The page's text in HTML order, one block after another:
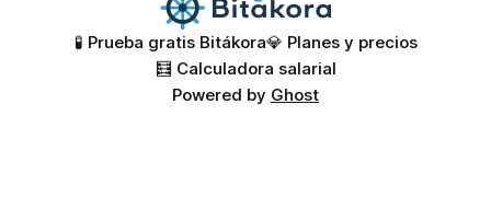
🧪 Prueba gratis Bitákora💎 Planes y precios
🧮 Calculadora salarial
Powered by Ghost